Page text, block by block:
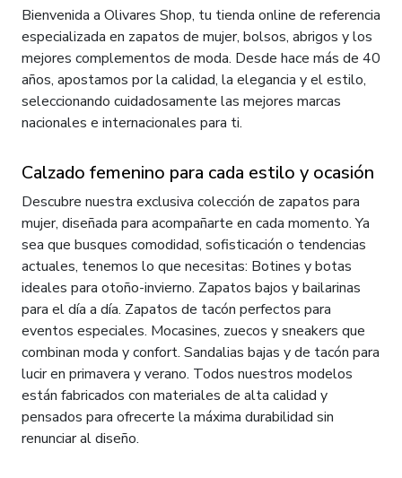
Bienvenida a Olivares Shop, tu tienda online de referencia
especializada en zapatos de mujer, bolsos, abrigos y los
mejores complementos de moda. Desde hace más de 40
años, apostamos por la calidad, la elegancia y el estilo,
seleccionando cuidadosamente las mejores marcas
nacionales e internacionales para ti.
Calzado femenino para cada estilo y ocasión
Descubre nuestra exclusiva colección de zapatos para
mujer, diseñada para acompañarte en cada momento. Ya
sea que busques comodidad, sofisticación o tendencias
actuales, tenemos lo que necesitas: Botines y botas
ideales para otoño-invierno. Zapatos bajos y bailarinas
para el día a día. Zapatos de tacón perfectos para
eventos especiales. Mocasines, zuecos y sneakers que
combinan moda y confort. Sandalias bajas y de tacón para
lucir en primavera y verano. Todos nuestros modelos
están fabricados con materiales de alta calidad y
pensados para ofrecerte la máxima durabilidad sin
renunciar al diseño.